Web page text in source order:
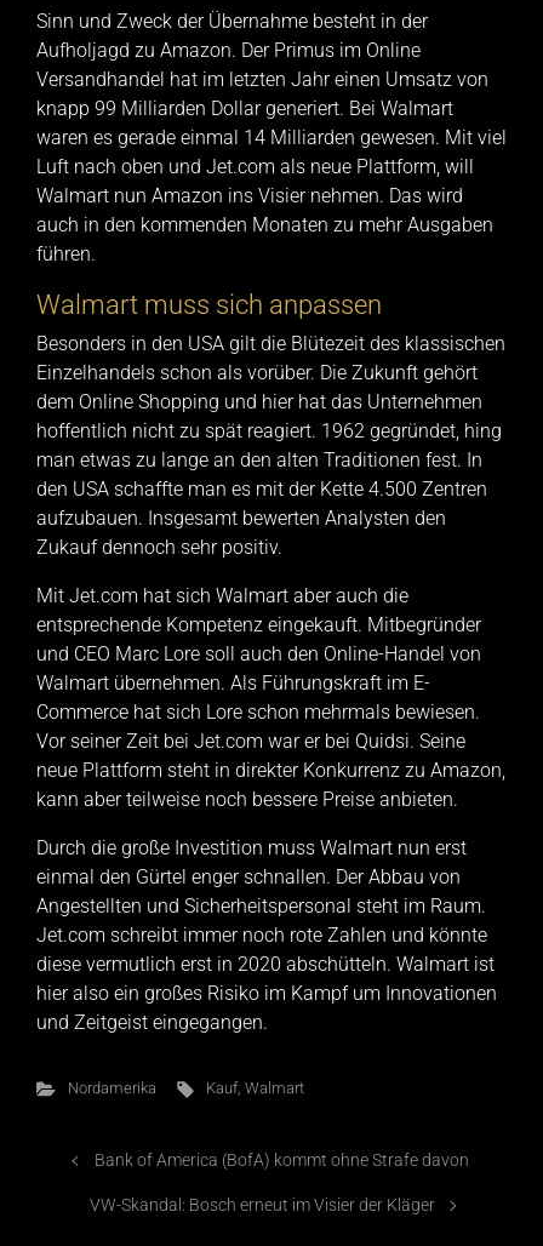
Sinn und Zweck der Übernahme besteht in der
Aufholjagd zu Amazon. Der Primus im Online
Versandhandel hat im letzten Jahr einen Umsatz von
knapp 99 Milliarden Dollar generiert. Bei Walmart
waren es gerade einmal 14 Milliarden gewesen. Mit viel
Luft nach oben und Jet.com als neue Plattform, will
Walmart nun Amazon ins Visier nehmen. Das wird
auch in den kommenden Monaten zu mehr Ausgaben
führen.
Walmart muss sich anpassen
Besonders in den USA gilt die Blütezeit des klassischen
Einzelhandels schon als vorüber. Die Zukunft gehört
dem Online Shopping und hier hat das Unternehmen
hoffentlich nicht zu spät reagiert. 1962 gegründet, hing
man etwas zu lange an den alten Traditionen fest. In
den USA schaffte man es mit der Kette 4.500 Zentren
aufzubauen. Insgesamt bewerten Analysten den
Zukauf dennoch sehr positiv.
Mit Jet.com hat sich Walmart aber auch die
entsprechende Kompetenz eingekauft. Mitbegründer
und CEO Marc Lore soll auch den Online-Handel von
Walmart übernehmen. Als Führungskraft im E-
Commerce hat sich Lore schon mehrmals bewiesen.
Vor seiner Zeit bei Jet.com war er bei Quidsi. Seine
neue Plattform steht in direkter Konkurrenz zu Amazon,
kann aber teilweise noch bessere Preise anbieten.
Durch die große Investition muss Walmart nun erst
einmal den Gürtel enger schnallen. Der Abbau von
Angestellten und Sicherheitspersonal steht im Raum.
Jet.com schreibt immer noch rote Zahlen und könnte
diese vermutlich erst in 2020 abschütteln. Walmart ist
hier also ein großes Risiko im Kampf um Innovationen
und Zeitgeist eingegangen.
Nordamerika Kauf,Walmart
Bank of America (BofA) kommt ohne Strafe davon
VW-Skandal: Bosch erneut im Visier der Kläger